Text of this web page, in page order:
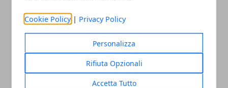
Cookie Policy | Privacy Policy
Personalizza
Rifiuta Opzionali
Accetta Tutto
Come Comportarsi In Caso Di
Terremoto?